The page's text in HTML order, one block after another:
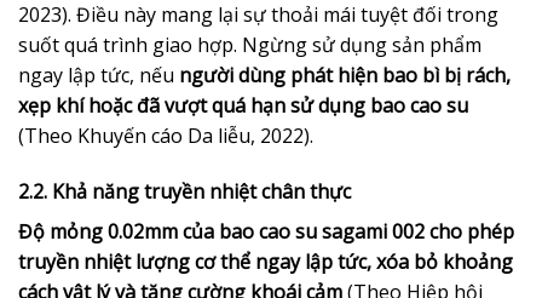
2023). Điều này mang lại sự thoải mái tuyệt đối trong
suốt quá trình giao hợp. Ngừng sử dụng sản phẩm
ngay lập tức, nếu người dùng phát hiện bao bì bị rách,
xẹp khí hoặc đã vượt quá hạn sử dụng bao cao su
(Theo Khuyến cáo Da liễu, 2022).
2.2. Khả năng truyền nhiệt chân thực
Độ mỏng 0.02mm của bao cao su sagami 002 cho phép
truyền nhiệt lượng cơ thể ngay lập tức, xóa bỏ khoảng
cách vật lý và tăng cường khoái cảm(Theo Hiệp hội